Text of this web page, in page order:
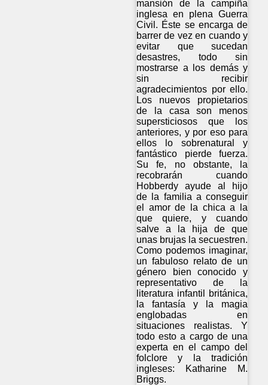
mansión de la campiña
inglesa en plena Guerra
Civil. Éste se encarga de
barrer de vez en cuando y
evitar que sucedan
desastres, todo sin
mostrarse a los demás y
sin recibir
agradecimientos por ello.
Los nuevos propietarios
de la casa son menos
supersticiosos que los
anteriores, y por eso para
ellos lo sobrenatural y
fantástico pierde fuerza.
Su fe, no obstante, la
recobrarán cuando
Hobberdy ayude al hijo
de la familia a conseguir
el amor de la chica a la
que quiere, y cuando
salve a la hija de que
unas brujas la secuestren.
Como podemos imaginar,
un fabuloso relato de un
género bien conocido y
representativo de la
literatura infantil británica,
la fantasía y la magia
englobadas en
situaciones realistas. Y
todo esto a cargo de una
experta en el campo del
folclore y la tradición
ingleses: Katharine M.
Briggs.